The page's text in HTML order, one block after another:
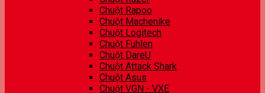
Chuột Rapoo
Chuột Machenike
Chuột Logitech
Chuột Fuhlen
Chuột DareU
Chuột Attack Shark
Chuột Asus
Chuột VGN - VXE